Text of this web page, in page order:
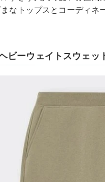
なトップスとコーディネ
ビーウェイトスウェッ